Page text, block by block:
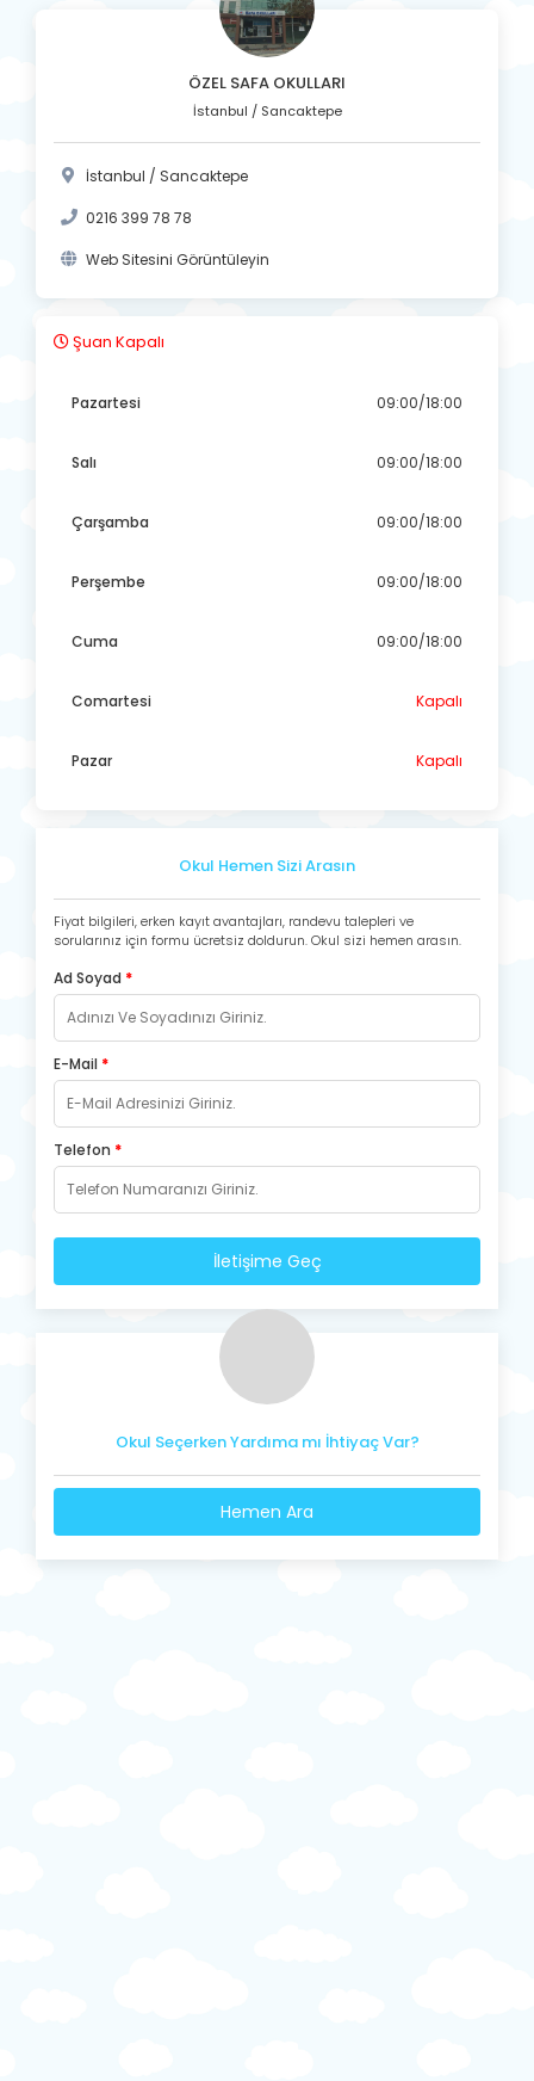
ÖZEL SAFA OKULLARI
İstanbul / Sancaktepe
İstanbul / Sancaktepe
0216 399 78 78
Web Sitesini Görüntüleyin
Şuan Kapalı
Pazartesi 09:00/18:00
Salı 09:00/18:00
Çarşamba 09:00/18:00
Perşembe 09:00/18:00
Cuma 09:00/18:00
Comartesi Kapalı
Pazar Kapalı
Okul Hemen Sizi Arasın
Fiyat bilgileri, erken kayıt avantajları, randevu talepleri ve
sorularınız için formu ücretsiz doldurun. Okul sizi hemen arasın.
Ad Soyad *
E-Mail *
Telefon *
İletişime Geç
Okul Seçerken Yardıma mı İhtiyaç Var?
Hemen Ara